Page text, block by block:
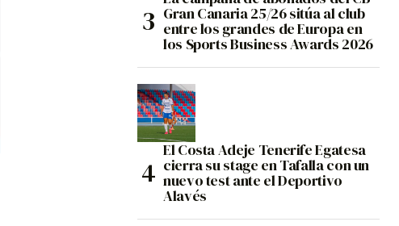
Gran Canaria 25/26 sitúa al club
entre los grandes de Europa en
los Sports Business Awards 2026
El Costa Adeje Tenerife Egatesa
cierra su stage en Tafalla con un
nuevo test ante el Deportivo
Alavés